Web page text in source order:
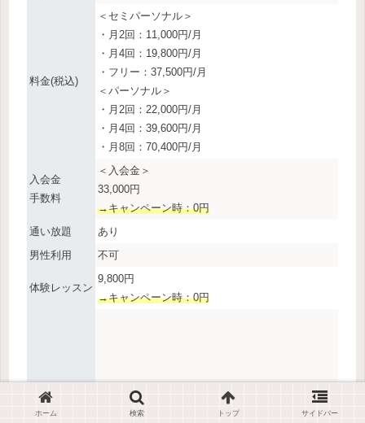
料金(税込)
＜セミパーソナル＞
・月2回：11,000円/月
・月4回：19,800円/月
・フリー：37,500円/月
＜パーソナル＞
・月2回：22,000円/月
・月4回：39,600円/月
・月8回：70,400円/月
入会金
手数料
＜入会金＞
33,000円
→キャンペーン時：0円
通い放題
あり
男性利用
不可
体験レッスン
9,800円
→キャンペーン時：0円
ホーム 検索 トップ サイドバー